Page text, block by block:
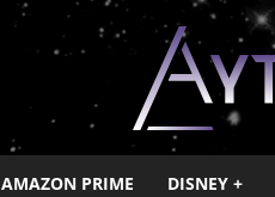
AMAZON PRIME DISNEY +